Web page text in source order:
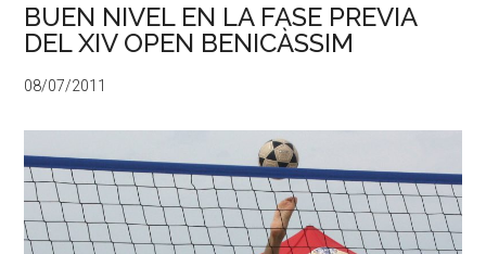
BUEN NIVEL EN LA FASE PREVIA
DEL XIV OPEN BENICÀSSIM
08/07/2011